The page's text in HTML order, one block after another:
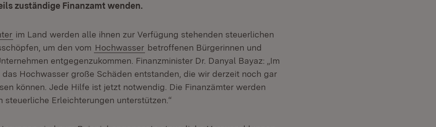
zuständige Finanzamt wenden.
(Öffnet in neuem Fenster)
im Land werden alle ihnen zur Verfügung stehenden steuerlichen
um den vom Hochwasser betroffenen Bürgerinnen und
entgegenzukommen. Finanzminister Dr. Danyal Bayaz: „Im
Hochwasser große Schäden entstanden, die wir derzeit noch gar
können. Jede Hilfe ist jetzt notwendig. Die Finanzämter werden
steuerliche Erleichterungen unterstützen.“